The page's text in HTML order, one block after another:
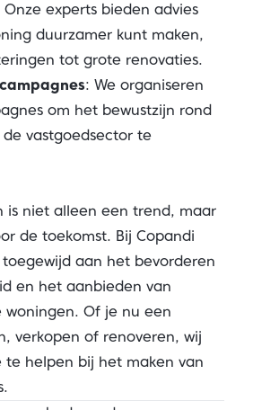
Onze experts bieden advies
duurzamer kunt maken,
tot grote renovaties.
: We organiseren
om het bewustzijn rond
vastgoedsector te
is niet alleen een trend, maar
de toekomst. Bij Copandi
aan het bevorderen
en het aanbieden van
woningen. Of je nu een
verkopen of renoveren, wij
te helpen bij het maken van